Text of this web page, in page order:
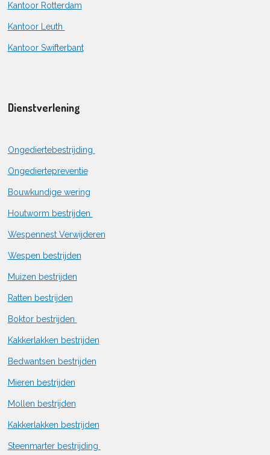
Kantoor Rotterdam
Kantoor Leuth
Kantoor Swifterbant
Dienstverlening
Ongediertebestrijding
Ongediertepreventie
Bouwkundige wering
Houtworm bestrijden
Wespennest Verwijderen
Wespen bestrijden
Muizen bestrijden
Ratten bestrijden
Boktor bestrijden
Kakkerlakken bestrijden
Bedwantsen bestrijden
Mieren bestrijden
Mollen bestrijden
Kakkerlakken bestrijden
Steenmarter bestrijding